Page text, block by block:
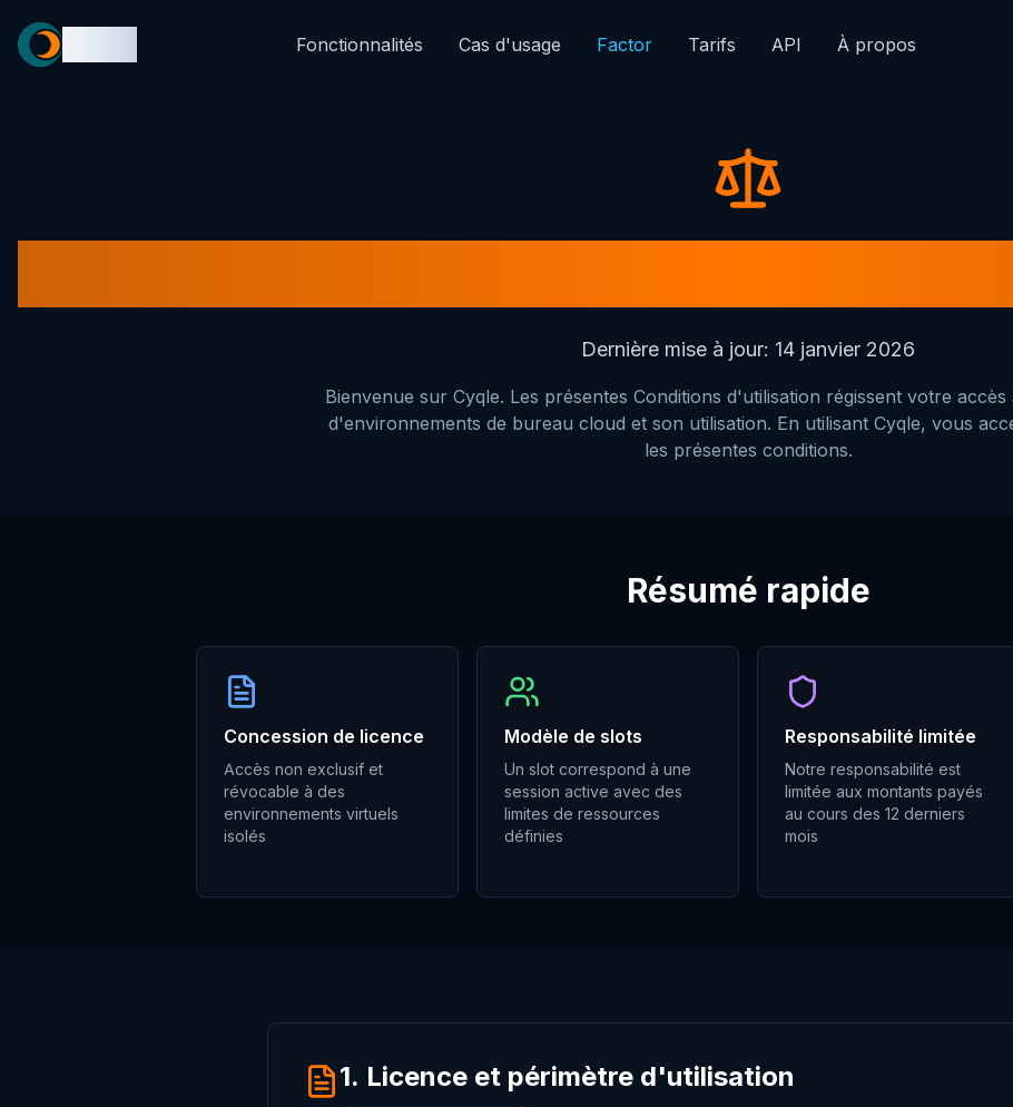
Fonctionnalités Cas d'usage Factor Tarifs API À propos
Dernière mise à jour: 14 janvier 2026
Bienvenue sur Cyqle. Les présentes Conditions d'utilisation régissent votre
d'environnements de bureau cloud et son utilisation. En utilisant Cyqle, vous
les présentes conditions.
Résumé rapide
Concession de licence
Accès non exclusif et
révocable à des
environnements virtuels
isolés
Modèle de slots
Un slot correspond à une
session active avec des
limites de ressources
définies
Responsabilité limitée
Notre responsabilité est
limitée aux montants payés
au cours des 12 derniers
mois
1. Licence et périmètre d'utilisation